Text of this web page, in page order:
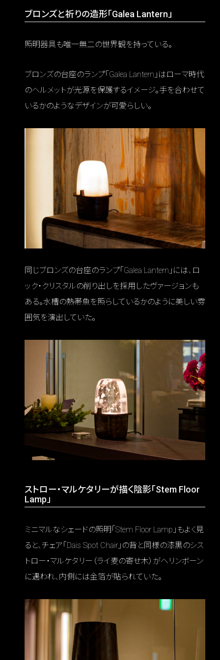
ブロンズと祈りの造形「Galea Lantern」
照明器具も唯一無二の世界観を持っている。
ブロンズの台座のランプ「Galea Lantern」はローマ時代
のヘルメットが光源を保護するイメージ。手を合わせて
いるかのようなデザインが可愛らしい。
同じブロンズの台座のランプ「Galea Lantern」には、ロ
ック・クリスタルの削り出しを採用したヴァージョンも
ある。水槽の熱帯魚を照らしているかのように美しい雰
囲気を演出していた。
ストロー・マルケタリーが描く陰影「Stem Floor
Lamp」
ミニマルなシェードの照明「Stem Floor Lamp」もよく見
ると、チェア「Dais Spot Chair」の背と同様の漆黒のシス
トロー・マルケタリー（ライ麦の寄せ木）がヘリンボーン
に遇われ、内側には金箔が貼られていた。